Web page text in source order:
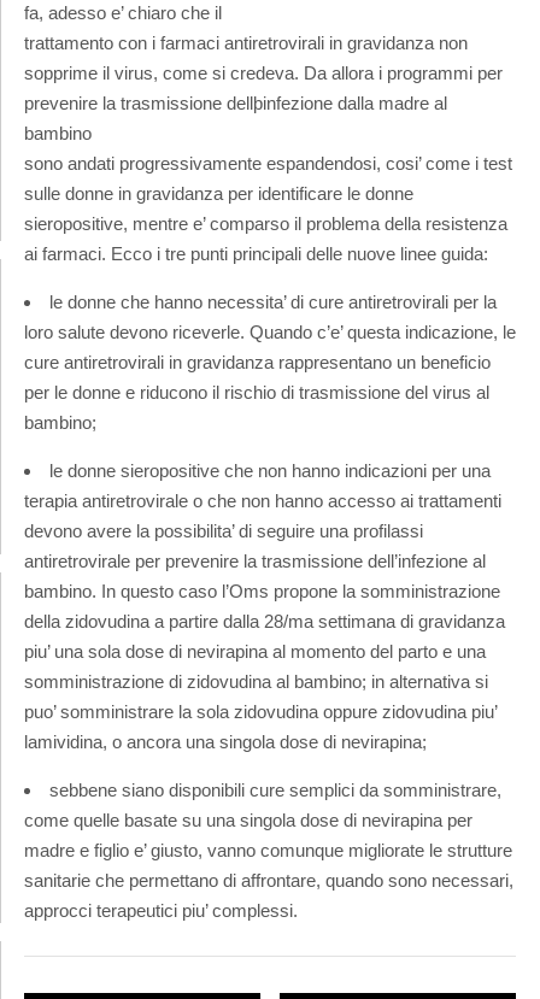
fa, adesso e’ chiaro che il
trattamento con i farmaci antiretrovirali in gravidanza non
sopprime il virus, come si credeva. Da allora i programmi per
prevenire la trasmissione dellþinfezione dalla madre al
bambino
sono andati progressivamente espandendosi, cosi’ come i test
sulle donne in gravidanza per identificare le donne
sieropositive, mentre e’ comparso il problema della resistenza
ai farmaci. Ecco i tre punti principali delle nuove linee guida:
le donne che hanno necessita’ di cure antiretrovirali per la
loro salute devono riceverle. Quando c’e’ questa indicazione, le
cure antiretrovirali in gravidanza rappresentano un beneficio
per le donne e riducono il rischio di trasmissione del virus al
bambino;
le donne sieropositive che non hanno indicazioni per una
terapia antiretrovirale o che non hanno accesso ai trattamenti
devono avere la possibilita’ di seguire una profilassi
antiretrovirale per prevenire la trasmissione dell’infezione al
bambino. In questo caso l’Oms propone la somministrazione
della zidovudina a partire dalla 28/ma settimana di gravidanza
piu’ una sola dose di nevirapina al momento del parto e una
somministrazione di zidovudina al bambino; in alternativa si
puo’ somministrare la sola zidovudina oppure zidovudina piu’
lamividina, o ancora una singola dose di nevirapina;
sebbene siano disponibili cure semplici da somministrare,
come quelle basate su una singola dose di nevirapina per
madre e figlio e’ giusto, vanno comunque migliorate le strutture
sanitarie che permettano di affrontare, quando sono necessari,
approcci terapeutici piu’ complessi.